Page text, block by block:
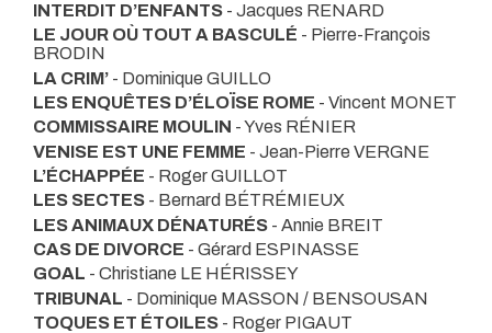
INTERDIT D’ENFANTS - Jacques RENARD
LE JOUR OÙ TOUT A BASCULÉ - Pierre-François
BRODIN
LA CRIM’ - Dominique GUILLO
LES ENQUÊTES D’ÉLOÏSE ROME - Vincent MONET
COMMISSAIRE MOULIN - Yves RÉNIER
VENISE EST UNE FEMME - Jean-Pierre VERGNE
L’ÉCHAPPÉE - Roger GUILLOT
LES SECTES - Bernard BÉTRÉMIEUX
LES ANIMAUX DÉNATURÉS - Annie BREIT
CAS DE DIVORCE - Gérard ESPINASSE
GOAL - Christiane LE HÉRISSEY
TRIBUNAL - Dominique MASSON / BENSOUSAN
TOQUES ET ÉTOILES - Roger PIGAUT